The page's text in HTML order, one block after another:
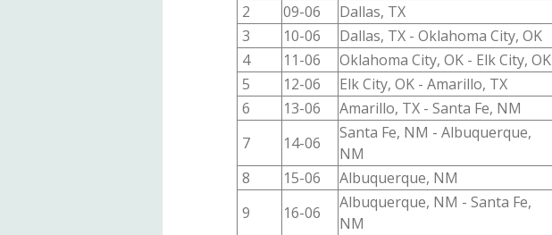
2
09-06 Dallas, TX
3
10-06 Dallas, TX - Oklahoma City, OK
4
11-06 Oklahoma City, OK - Elk City, OK
5
12-06 Elk City, OK - Amarillo, TX
6
13-06 Amarillo, TX - Santa Fe, NM
7
14-06
Santa Fe, NM - Albuquerque,
NM
8
15-06 Albuquerque, NM
9
16-06
Albuquerque, NM - Santa Fe,
NM